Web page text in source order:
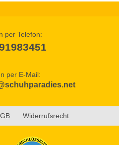
per Telefon:
per E-Mail:
Widerrufsrecht